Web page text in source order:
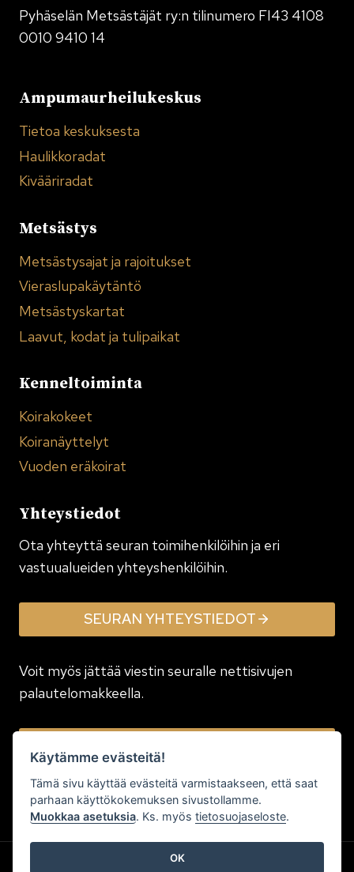
Pyhäselän Metsästäjät ry:n tilinumero FI43 4108
0010 9410 14
Ampumaurheilukeskus
Tietoa keskuksesta
Haulikkoradat
Kivääriradat
Metsästys
Metsästysajat ja rajoitukset
Vieraslupakäytäntö
Metsästyskartat
Laavut, kodat ja tulipaikat
Kenneltoiminta
Koirakokeet
Koiranäyttelyt
Vuoden eräkoirat
Yhteystiedot
Ota yhteyttä seuran toimi­henkilöihin ja eri
vastuualueiden yhteyshenkilöihin.
SEURAN YHTEYSTIEDOT
Voit myös jättää viestin seuralle nettisivujen
palautelomakkeella.
Käytämme evästeitä!
Tämä sivu käyttää evästeitä varmistaakseen, että saat
parhaan käyttökokemuksen sivustollamme.
Muokkaa asetuksia. Ks. myöstietosuojaseloste.
OK